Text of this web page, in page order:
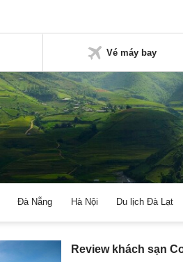
Vé máy bay
Đà Nẵng Hà Nội Du lịch Đà Lạt
Review khách sạn